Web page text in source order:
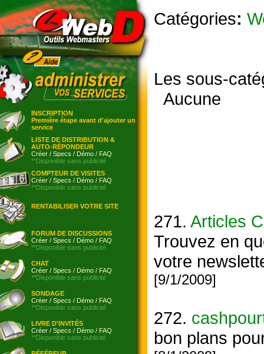
INSCRIPTION
Première étape avant d'ajouter un
service
LISTE DE DISTRIBUTION &
AUTO-RÉPONDEUR
Créer / Specs / Démo / FAQ
**Disponible sans publicité
COMPTEUR DE VISITES
Créer / Specs / Démo / FAQ
**Disponible sans publicité
RENTABILISER VOTRE SITE
FORUM DE DISCUSSIONS
Créer / Specs / Démo / FAQ
**Disponible sans publicité
CHAT
Créer / Specs / Démo / FAQ
**Disponible sans publicité
SONDAGE
Créer / Specs / Démo / FAQ
**Disponible sans publicité
LIVRE D'INVITÉS
Créer / Specs / Démo / FAQ
**Disponible sans publicité
Catégories:
Les sous-
Aucune
271. Articles
Trouvez en
votre
[9/1/2009]
272.
bon plans